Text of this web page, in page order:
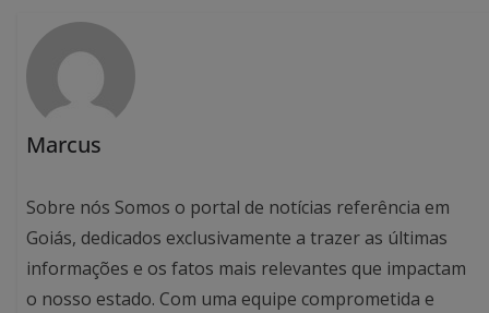
Marcus
Sobre nós Somos o portal de notícias referência em
Goiás, dedicados exclusivamente a trazer as últimas
informações e os fatos mais relevantes que impactam
o nosso estado. Com uma equipe comprometida e